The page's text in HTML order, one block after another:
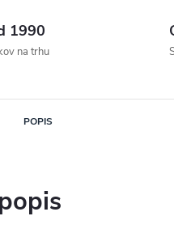
1990
na trhu
POPIS